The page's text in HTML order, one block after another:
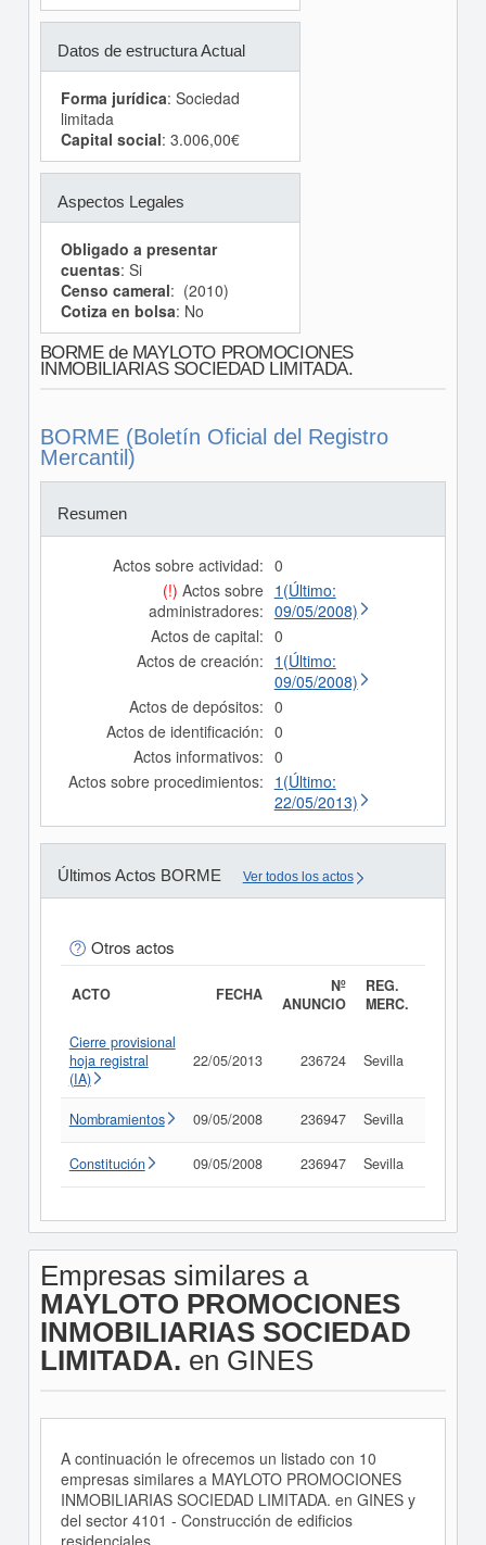
Datos de estructura Actual
Forma jurídica: Sociedad
limitada
Capital social: 3.006,00€
Aspectos Legales
Obligado a presentar
cuentas: Si
Censo cameral: (2010)
Cotiza en bolsa: No
BORME de MAYLOTO PROMOCIONES
INMOBILIARIAS SOCIEDAD LIMITADA.
BORME (Boletín Oficial del Registro
Mercantil)
Resumen
Actos sobre actividad: 0
(!) Actos sobre
administradores:
1(Último:
09/05/2008)
Actos de capital: 0
Actos de creación: 1(Último:
09/05/2008)
Actos de depósitos: 0
Actos de identificación: 0
Actos informativos: 0
Actos sobre procedimientos: 1(Último:
22/05/2013)
Últimos Actos BORME Ver todos los actos
Otros actos
ACTO FECHA
Nº
ANUNCIO
REG.
MERC.
Cierre provisional
hoja registral
(IA)
22/05/2013 236724 Sevilla
Nombramientos 09/05/2008 236947 Sevilla
Constitución 09/05/2008 236947 Sevilla
Empresas similares a
MAYLOTO PROMOCIONES
INMOBILIARIAS SOCIEDAD
LIMITADA. en GINES
A continuación le ofrecemos un listado con 10
empresas similares a MAYLOTO PROMOCIONES
INMOBILIARIAS SOCIEDAD LIMITADA. en GINES y
del sector 4101 - Construcción de edificios
residenciales.